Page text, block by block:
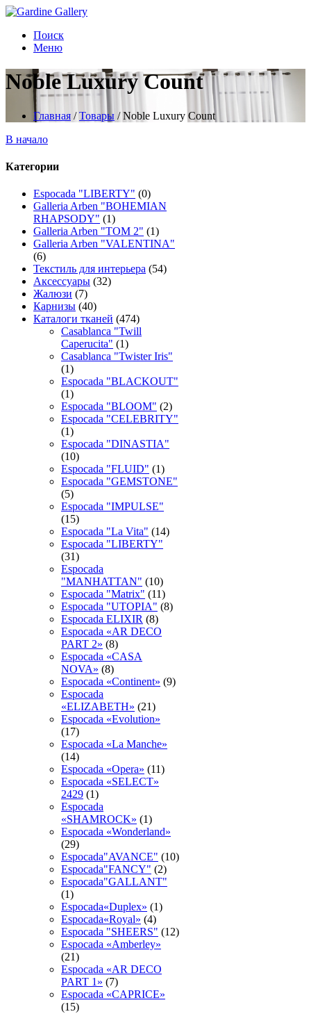
Поиск
Меню
Noble Luxury Count
Главная /Товары /Noble Luxury Count
В начало
Категории
Espocada "LIBERTY" (0)
Galleria Arben "BOHEMIAN
RHAPSODY" (1)
Galleria Arben "TOM 2" (1)
Galleria Arben "VALENTINA"
(6)
Текстиль для интерьера (54)
Аксессуары (32)
Жалюзи (7)
Карнизы (40)
Каталоги тканей (474)
Casablanca "Twill
Caperucita" (1)
Casablanca "Twister Iris"
(1)
Espocada "BLACKOUT"
(1)
Espocada "BLOOM" (2)
Espocada "CELEBRITY"
(1)
Espocada "DINASTIA"
(10)
Espocada "FLUID" (1)
Espocada "GEMSTONE"
(5)
Espocada "IMPULSE"
(15)
Espocada "La Vita" (14)
Espocada "LIBERTY"
(31)
Espocada
"MANHATTAN" (10)
Espocada "Matrix" (11)
Espocada "UTOPIA" (8)
Espocada ELIXIR (8)
Espocada «AR DECO
PART 2» (8)
Espocada «CASA
NOVA» (8)
Espocada «Continent» (9)
Espocada
«ELIZABETH» (21)
Espocada «Evolution»
(17)
Espocada «La Manche»
(14)
Espocada «Opera» (11)
Espocada «SELECT»
2429 (1)
Espocada
«SHAMROCK» (1)
Espocada «Wonderland»
(29)
Espocada"AVANCE" (10)
Espocada"FANCY" (2)
Espocada"GALLANT"
(1)
Espocada«Duplex» (1)
Espocada«Royal» (4)
Espocadа "SHEERS" (12)
Espocadа «Amberley»
(21)
Espocadа «AR DECO
PART 1» (7)
Espocadа «CAPRICE»
(15)